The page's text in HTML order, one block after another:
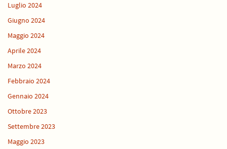
Luglio 2024
Giugno 2024
Maggio 2024
Aprile 2024
Marzo 2024
Febbraio 2024
Gennaio 2024
Ottobre 2023
Settembre 2023
Maggio 2023